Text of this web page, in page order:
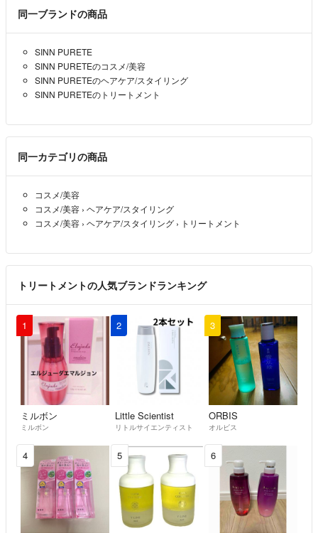
★発送は全て送料無料 日本郵便（ゆうパケットプラス、ゆうパック、
ゆうパケットポスト、ゆうパケットミニ） 、ヤマト運輸（宅急便、宅
★国内正規品・新品のお取扱い
★知識豊富な日本人が安心販売
★ 発送については、匿名配送、送料無料、
発送場所は関東圏内。
ない為、生活臭、ペット、喫煙等気にられる方も安心頂けます。
★配送は、購入頂いた1～3日以内の発送(土日祝日は除く場合あり)
万が一こちらの都合で発送が遅れる際には、必ずご連絡致します。
★発送後の発送日の依頼等はお客様においてご対応お願い致します。
★発送後、商品到着後⇨
申し訳ございませんが返品、交換等は一切お受けしてません。
★発送済の商品の破損等は一切責任を負いかねますのでご了承下さい。
（商品発送時は新品状態で御座います。多くは配送、配達時の事故で御
り、各業者様にご連絡、破損商品を保管し、ご対応お願い致します。）
同一ブランドの商品
SINN PURETE
SINN PURETEのコスメ/美容
SINN PURETEのヘアケア/スタイリング
SINN PURETEのトリートメント
同一カテゴリの商品
コスメ/美容
コスメ/美容 › ヘアケア/スタイリング
コスメ/美容 › ヘアケア/スタイリング › トリートメント
トリートメントの人気ブランドランキング
1
ミルボン
ミルボン
2
Little Scientist
リトルサイエンティスト
3
ORBIS
オルビス
4 5 6